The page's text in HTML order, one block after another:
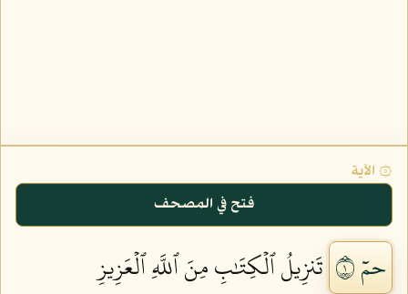
۞ الآية
فتح في المصحف
حمٓ ١
تَنزِيلُ ٱلۡكِتَٰبِ مِنَ ٱللَّهِ ٱلۡعَزِيزِ